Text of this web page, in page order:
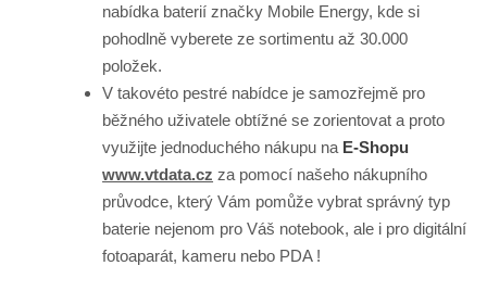
nabídka baterií značky Mobile Energy, kde si
pohodlně vyberete ze sortimentu až 30.000
položek.
V takovéto pestré nabídce je samozřejmě pro
běžného uživatele obtížné se zorientovat a proto
využijte jednoduchého nákupu na E-Shopu
www.vtdata.cz za pomocí našeho nákupního
průvodce, který Vám pomůže vybrat správný typ
baterie nejenom pro Váš notebook, ale i pro digitální
fotoaparát, kameru nebo PDA !